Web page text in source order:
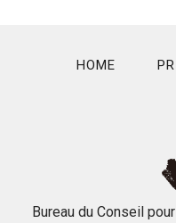
HOME
Bureau du Conseil